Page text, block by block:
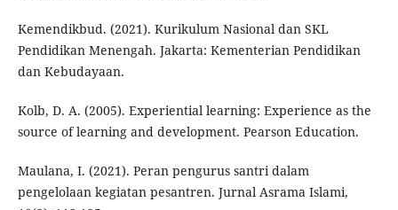
Kemendikbud. (2021). Kurikulum Nasional dan SKL
Pendidikan Menengah. Jakarta: Kementerian Pendidikan
dan Kebudayaan.
Kolb, D. A. (2005). Experiential learning: Experience as the
source of learning and development. Pearson Education.
Maulana, I. (2021). Peran pengurus santri dalam
pengelolaan kegiatan pesantren. Jurnal Asrama Islami,